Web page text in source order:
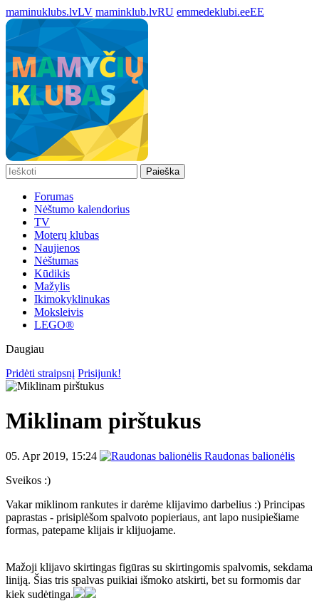
maminuklubs.lvLV maminklub.lvRU emmedeklubi.eeEE
Paieška
Forumas
Nėštumo kalendorius
TV
Moterų klubas
Naujienos
Nėštumas
Kūdikis
Mažylis
Ikimokyklinukas
Moksleivis
LEGO®
Daugiau
Pridėti straipsnį Prisijunk!
Miklinam pirštukus
05. Apr 2019, 15:24
Raudonas balionėlis
Sveikos :)
Vakar miklinom rankutes ir darėme klijavimo darbelius :) Principas
paprastas - prisiplėšom spalvoto popieriaus, ant lapo nusipiešiame
formas, patepame klijais ir klijuojame.
Mažoji klijavo skirtingas figūras su skirtingomis spalvomis, sekdama
liniją. Šias tris spalvas puikiai išmoko atskirti, bet su formomis dar
kiek sudėtinga.